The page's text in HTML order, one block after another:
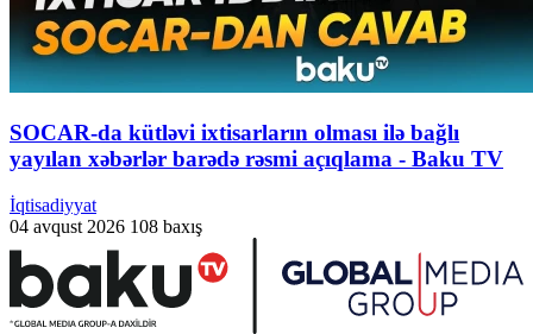
SOCAR-da kütləvi ixtisarların olması ilə bağlı
yayılan xəbərlər barədə rəsmi açıqlama - Baku TV
İqtisadiyyat
04 avqust 2026 108 baxış